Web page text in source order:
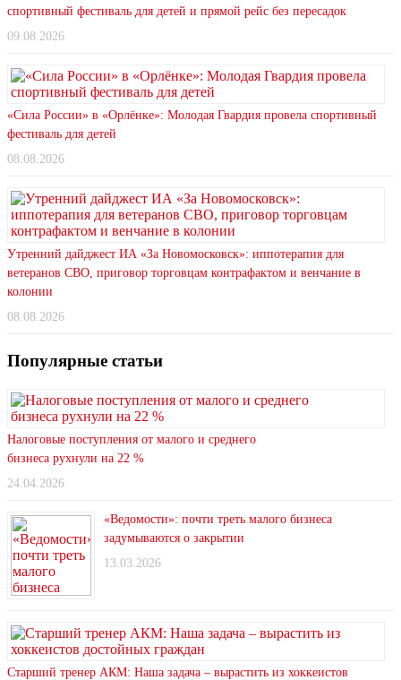
спортивный фестиваль для детей и прямой рейс без пересадок
09.08.2026
«Сила России» в «Орлёнке»: Молодая Гвардия провела спортивный
фестиваль для детей
08.08.2026
Утренний дайджест ИА «За Новомосковск»: иппотерапия для
ветеранов СВО, приговор торговцам контрафактом и венчание в
колонии
08.08.2026
Популярные статьи
Налоговые поступления от малого и среднего
бизнеса рухнули на 22 %
24.04.2026
«Ведомости»: почти треть малого бизнеса
задумываются о закрытии
13.03.2026
Старший тренер АКМ: Наша задача – вырастить из хоккеистов